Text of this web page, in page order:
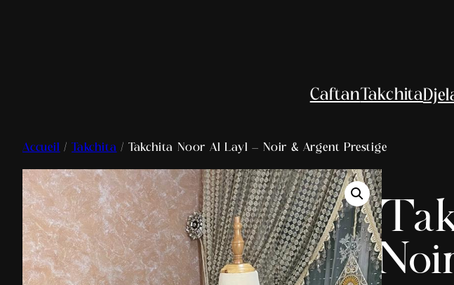
Caftan Takchita
Accueil / Takchita / Takchita Noor Al Layl – Noir & Argent Prestige